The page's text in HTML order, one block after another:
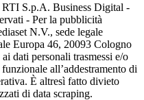
RTI S.p.A. Business Digital -
- Per la pubblicità
N.V., sede legale
Europa 46, 20093 Cologno
dati personali trasmessi e/o
all’addestramento di
È altresì fatto divieto
di data scraping.